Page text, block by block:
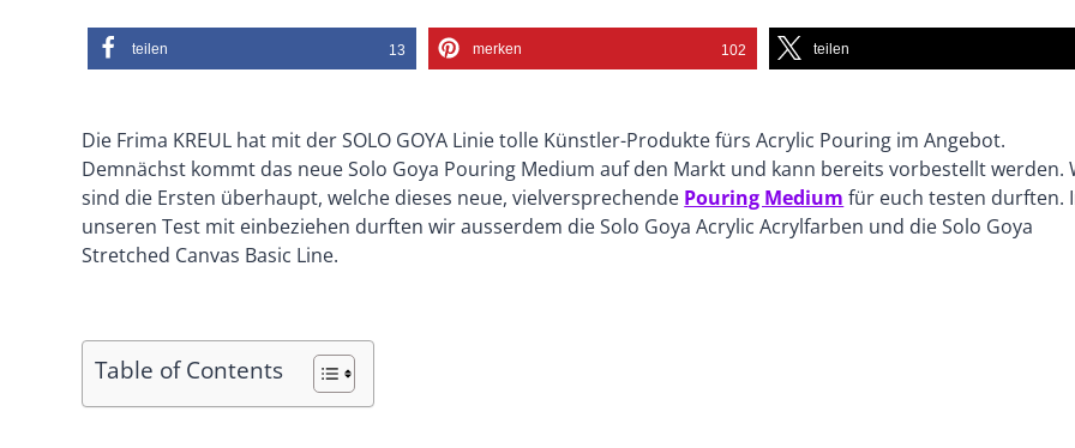
teilen 13 merken 102 teilen
Die Frima KREUL hat mit der SOLO GOYA Linie tolle Künstler-Produkte fürs Acrylic Pouring im Angebot.
Demnächst kommt das neue Solo Goya Pouring Medium auf den Markt und kann bereits vorbestellt werden.
sind die Ersten überhaupt, welche dieses neue, vielversprechende Pouring Medium für euch testen durften.
unseren Test mit einbeziehen durften wir ausserdem die Solo Goya Acrylic Acrylfarben und die Solo Goya
Stretched Canvas Basic Line.
Table of Contents